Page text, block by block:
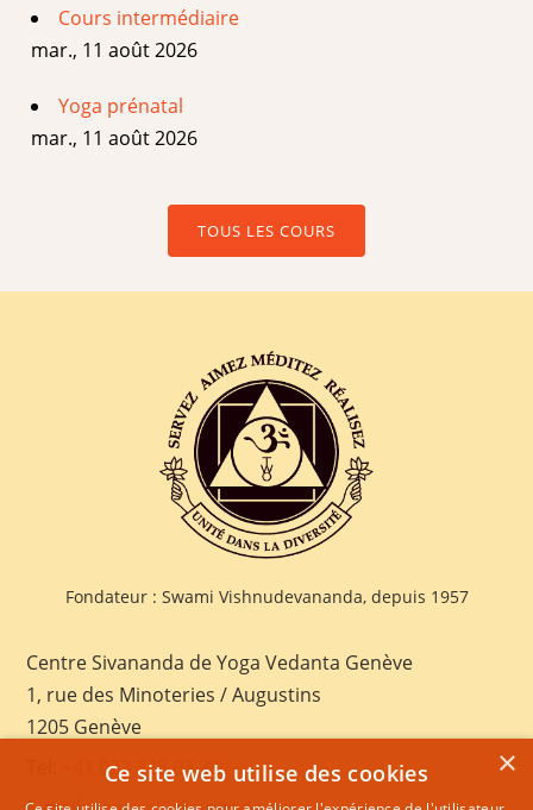
Cours intermédiaire
mar., 11 août 2026
Yoga prénatal
mar., 11 août 2026
TOUS LES COURS
Fondateur : Swami Vishnudevananda, depuis 1957
Centre Sivananda de Yoga Vedanta Genève
1, rue des Minoteries / Augustins
1205 Genève
+41 022 328 03 28
×
Ce site web utilise des cookies